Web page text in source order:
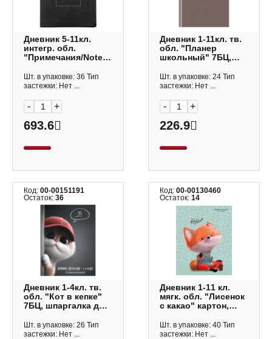
Дневник 5-11кл.
интегр. обл.
"Примечания/Notes.
N6107 Be Smart
Шт. в упаковке: 36 Тип
застежки: Нет ...
- +
693.6
Дневник 1-11кл. тв.
обл. "Планер
школьный" 7БЦ,
Пш5т64_лм_тф
06327 BG
Шт. в упаковке: 24 Тип
застежки: Нет ...
- +
226.9
Код: 00-00151191
Остаток: 36
Дневник 1-4кл. тв.
обл. "Кот в кепке"
7БЦ, шпаргалка для
Феникс+
Шт. в упаковке: 26 Тип
застежки: Нет ...
Код:00-00130460
Остаток:14
Дневник 1-11 кл.
мягк. обл. "Лисенок
с какао" картон,
Проф Пресс
Шт. в упаковке: 40 Тип
застежки: Нет ...